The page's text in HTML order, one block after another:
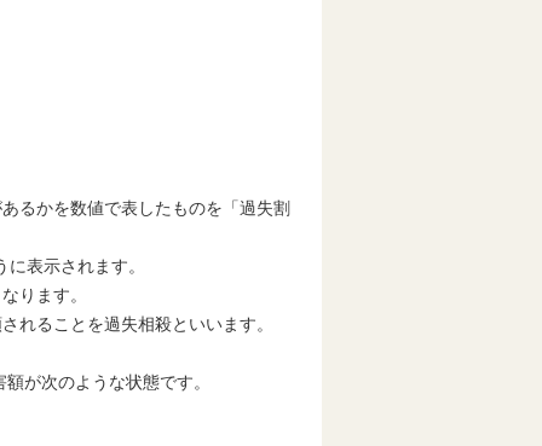
るかを数値で表したものを「過失割
表示されます。
ります。
れることを過失相殺といいます。
が次のような状態です。